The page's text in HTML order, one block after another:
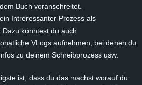
Buch voranschreitet.
Intreressanter Prozess als
Dazu könntest du auch
VLogs aufnehmen, bei denen du
zu deinem Schreibprozess usw.
ist, dass du das machst worauf du